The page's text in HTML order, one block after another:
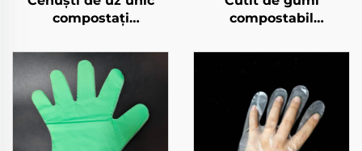
compostați
compostabil din
materiale PLA PBAT
amilont
compostabil
composta bil din
amiloză